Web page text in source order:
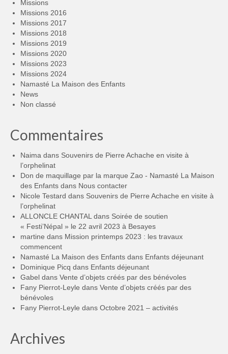
Missions
Missions 2016
Missions 2017
Missions 2018
Missions 2019
Missions 2020
Missions 2023
Missions 2024
Namasté La Maison des Enfants
News
Non classé
Commentaires
Naima dans Souvenirs de Pierre Achache en visite à
l’orphelinat
Don de maquillage par la marque Zao - Namasté La Maison
des Enfants dans Nous contacter
Nicole Testard dans Souvenirs de Pierre Achache en visite à
l’orphelinat
ALLONCLE CHANTAL dans Soirée de soutien
« Festi’Népal » le 22 avril 2023 à Besayes
martine dans Mission printemps 2023 : les travaux
commencent
Namasté La Maison des Enfants dans Enfants déjeunant
Dominique Picq dans Enfants déjeunant
Gabel dans Vente d’objets créés par des bénévoles
Fany Pierrot-Leyle dans Vente d’objets créés par des
bénévoles
Fany Pierrot-Leyle dans Octobre 2021 – activités
Archives